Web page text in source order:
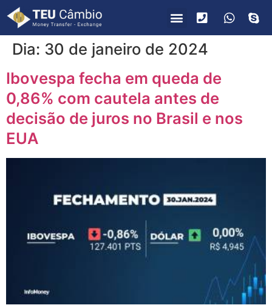
Dia: 30 de janeiro de 2024
Ibovespa fecha em queda de
0,86% com cautela antes de
decisão de juros no Brasil e nos
EUA